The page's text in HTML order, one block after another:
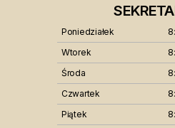
Poniedziałek
Wtorek
Środa
Czwartek
Piątek